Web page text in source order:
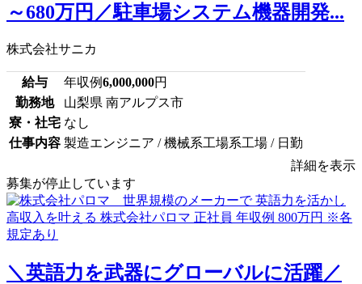
～680万円／駐車場システム機器開発...
株式会社サニカ
給与 年収例6,000,000円
勤務地
山梨県 南アルプス市
寮・社宅 なし
仕事内容 製造エンジニア / 機械系工場系工場 / 日勤
詳細を表示
募集が停止しています
＼英語力を武器にグローバルに活躍／